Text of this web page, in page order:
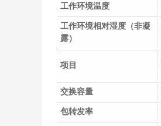
工作环境温度
工作环境相对湿度（非凝
露）
项目
交换容量
包转发率